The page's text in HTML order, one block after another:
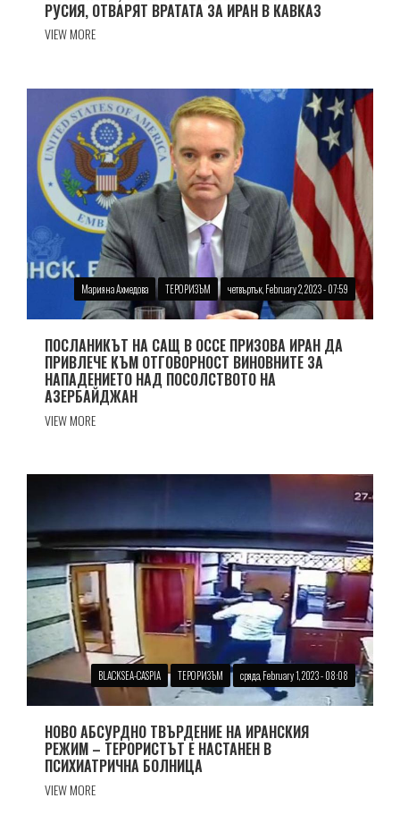
РУСИЯ, ОТВАРЯТ ВРАТАТА ЗА ИРАН В КАВКАЗ
VIEW MORE
Марияна Ахмедова ТЕРОРИЗЪМ четвъртък, February 2, 2023 - 07:59
ПОСЛАНИКЪТ НА САЩ В ОССЕ ПРИЗОВА ИРАН ДА
ПРИВЛЕЧЕ КЪМ ОТГОВОРНОСТ ВИНОВНИТЕ ЗА
НАПАДЕНИЕТО НАД ПОСОЛСТВОТО НА
АЗЕРБАЙДЖАН
VIEW MORE
BLACKSEA-CASPIA ТЕРОРИЗЪМ сряда, February 1, 2023 - 08:08
НОВО АБСУРДНО ТВЪРДЕНИЕ НА ИРАНСКИЯ
РЕЖИМ – ТЕРОРИСТЪТ Е НАСТАНЕН В
ПСИХИАТРИЧНА БОЛНИЦА
VIEW MORE